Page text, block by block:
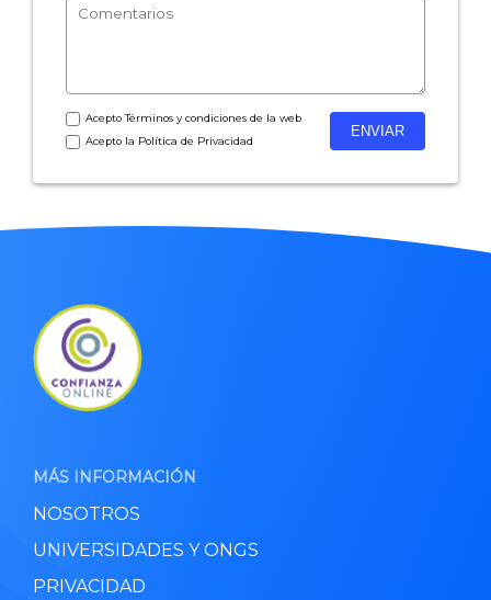
AceptoTérminos y condicionesde la web
Acepto la Política de Privacidad
MÁS INFORMACIÓN
NOSOTROS
UNIVERSIDADES Y ONGS
PRIVACIDAD